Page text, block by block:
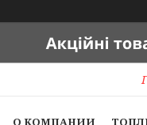
О КОМПАНИИ